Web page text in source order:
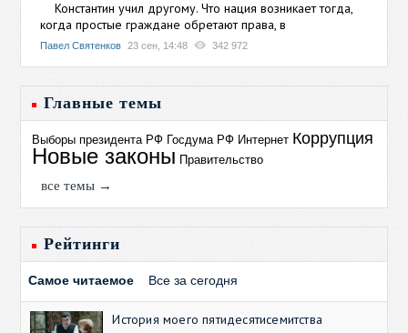
Константин учил другому. Что нация возникает тогда,
когда простые граждане обретают права, в
Павел Святенков 23 сен, 14:48 342 972
Главные темы
Выборы президента РФ Госдума РФ Интернет Коррупция
Новые законы Правительство
все темы →
Рейтинги
Самое читаемое Все за сегодня
История моего пятидесятисемитства